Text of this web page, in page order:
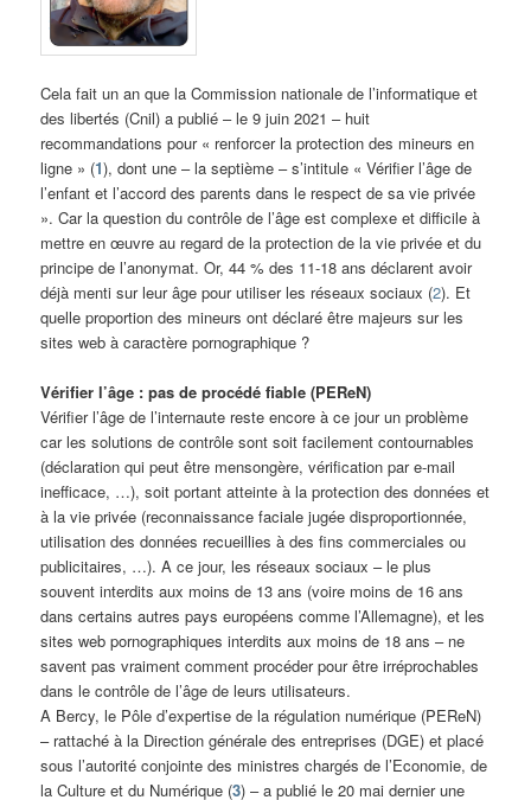
Cela fait un an que la Commission nationale de l’informatique et
des libertés (Cnil) a publié – le 9 juin 2021 – huit
recommandations pour « renforcer la protection des mineurs en
ligne » (1), dont une – la septième – s’intitule « Vérifier l’âge de
l’enfant et l’accord des parents dans le respect de sa vie privée
». Car la question du contrôle de l’âge est complexe et difficile à
mettre en œuvre au regard de la protection de la vie privée et du
principe de l’anonymat. Or, 44 % des 11-18 ans déclarent avoir
déjà menti sur leur âge pour utiliser les réseaux sociaux (2). Et
quelle proportion des mineurs ont déclaré être majeurs sur les
sites web à caractère pornographique ?
Vérifier l’âge : pas de procédé fiable (PEReN)
Vérifier l’âge de l’internaute reste encore à ce jour un problème
car les solutions de contrôle sont soit facilement contournables
(déclaration qui peut être mensongère, vérification par e-mail
inefficace, …), soit portant atteinte à la protection des données et
à la vie privée (reconnaissance faciale jugée disproportionnée,
utilisation des données recueillies à des fins commerciales ou
publicitaires, …). A ce jour, les réseaux sociaux – le plus
souvent interdits aux moins de 13 ans (voire moins de 16 ans
dans certains autres pays européens comme l’Allemagne), et les
sites web pornographiques interdits aux moins de 18 ans – ne
savent pas vraiment comment procéder pour être irréprochables
dans le contrôle de l’âge de leurs utilisateurs.
A Bercy, le Pôle d’expertise de la régulation numérique (PEReN)
– rattaché à la Direction générale des entreprises (DGE) et placé
sous l’autorité conjointe des ministres chargés de l’Economie, de
la Culture et du Numérique (3) – a publié le 20 mai dernier une